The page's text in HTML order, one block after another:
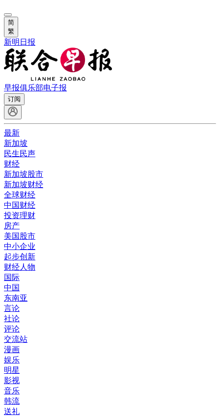
简
繁
新明日报
早报俱乐部电子报
订阅
最新
新加坡
民生民声
财经
新加坡股市
新加坡财经
全球财经
中国财经
投资理财
房产
美国股市
中小企业
起步创新
财经人物
国际
中国
东南亚
言论
社论
评论
交流站
漫画
娱乐
明星
影视
音乐
韩流
送礼